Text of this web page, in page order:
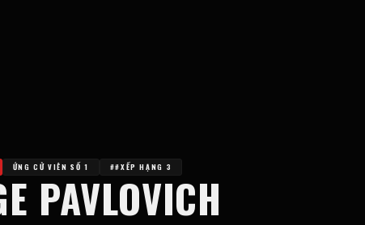
ỨNG CỬ VIÊN SỐ 1 ##XẾP HẠNG 3
PAVLOVICH